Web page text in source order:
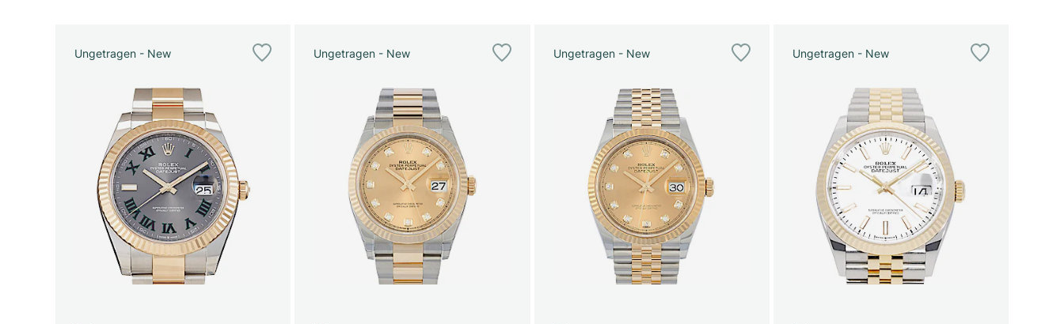
Ungetragen - New Ungetragen - New Ungetragen - New Ungetragen - New